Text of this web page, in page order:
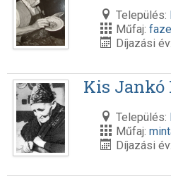
Település:
Műfaj:
Díjazási év:
Kis Jankó
Település:
Műfaj:
Díjazási év: